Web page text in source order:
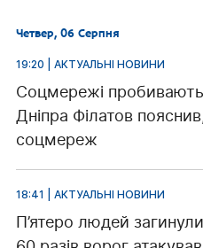
Четвер, 06 Серпня
19:20 | АКТУАЛЬНІ НОВИНИ
Соцмережі
Дніпра Філатов
соцмереж
18:41 | АКТУАЛЬНІ НОВИНИ
П’ятеро людей